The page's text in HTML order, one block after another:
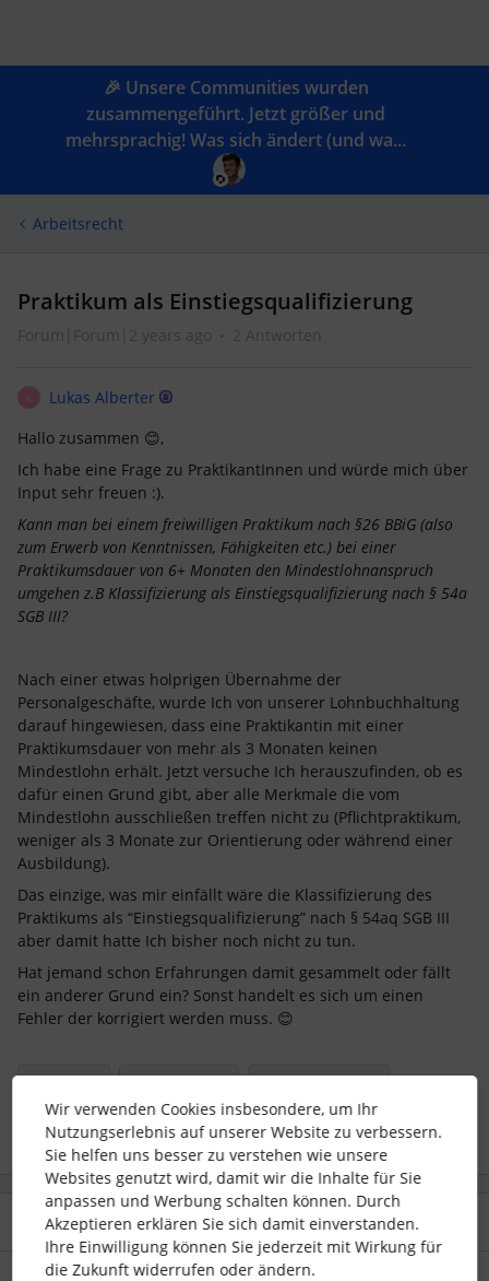
🎉 Unsere Communities wurden
zusammengeführt. Jetzt größer und
mehrsprachig! Was sich ändert (und wa...
Arbeitsrecht
Praktikum als Einstiegsqualifizierung
Forum|Forum|2 years ago 2 Antworten
Lukas Alberter
Hallo zusammen 😊,
Ich habe eine Frage zu PraktikantInnen und würde mich über
Input sehr freuen :).
Kann man bei einem freiwilligen Praktikum nach §26 BBiG (also
zum Erwerb von Kenntnissen, Fähigkeiten etc.) bei einer
Praktikumsdauer von 6+ Monaten den Mindestlohnanspruch
umgehen z.B Klassifizierung als Einstiegsqualifizierung nach § 54a
SGB III?
Nach einer etwas holprigen Übernahme der
Personalgeschäfte, wurde Ich von unserer Lohnbuchhaltung
darauf hingewiesen, dass eine Praktikantin mit einer
Praktikumsdauer von mehr als 3 Monaten keinen
Mindestlohn erhält. Jetzt versuche Ich herauszufinden, ob es
dafür einen Grund gibt, aber alle Merkmale die vom
Mindestlohn ausschließen treffen nicht zu (Pflichtpraktikum,
weniger als 3 Monate zur Orientierung oder während einer
Ausbildung).
Das einzige, was mir einfällt wäre die Klassifizierung des
Praktikums als “Einstiegsqualifizierung” nach § 54aq SGB III
aber damit hatte Ich bisher noch nicht zu tun.
Hat jemand schon Erfahrungen damit gesammelt oder fällt
ein anderer Grund ein? Sonst handelt es sich um einen
Fehler der korrigiert werden muss. 😊
Praktikant #Arbeitsrecht Lohn und Gehalt
2 Antworten Älteste zuerst
Wir verwenden Cookies insbesondere, um Ihr
Nutzungserlebnis auf unserer Website zu verbessern.
Sie helfen uns besser zu verstehen wie unsere
Websites genutzt wird, damit wir die Inhalte für Sie
anpassen und Werbung schalten können. Durch
Akzeptieren erklären Sie sich damit einverstanden.
Ihre Einwilligung können Sie jederzeit mit Wirkung für
die Zukunft widerrufen oder ändern.